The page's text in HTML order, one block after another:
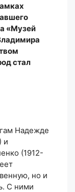
«Музей
стал
Надежде
и
(1912-
но и
С ними